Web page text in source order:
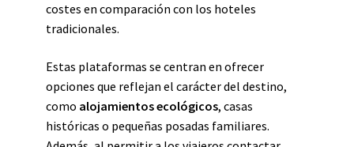
costes en comparación con los hoteles
tradicionales.
Estas plataformas se centran en ofrecer
opciones que reflejan el carácter del destino,
como alojamientos ecológicos, casas
históricas o pequeñas posadas familiares.